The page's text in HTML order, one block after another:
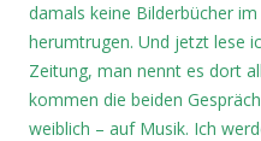
damals keine Bilderbücher
herumtrugen. Und jetzt lese
Zeitung, man nennt es dort
kommen die beiden
weiblich – auf Musik. Ich